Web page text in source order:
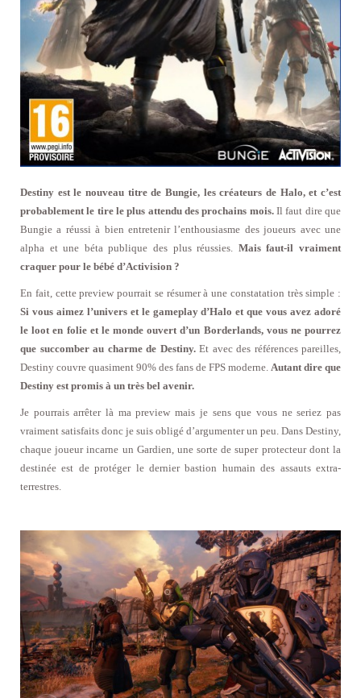
Destiny est le nouveau titre de Bungie, les créateurs de Halo, et c’est
probablement le tire le plus attendu des prochains mois.Il faut dire que
Bungie a réussi à bien entretenir l’enthousiasme des joueurs avec une
alpha et une béta publique des plus réussies. Mais faut-il vraiment
craquer pour le bébé d’Activision ?
En fait, cette preview pourrait se résumer à une constatation très simple :
Si vous aimez l’univers et le gameplay d’Halo et que vous avez adoré
le loot en folie et le monde ouvert d’un Borderlands, vous ne pourrez
que succomber au charme de Destiny.Et avec des références pareilles,
Destiny couvre quasiment 90% des fans de FPS moderne. Autant dire que
Destiny est promis à un très bel avenir.
Je pourrais arrêter là ma preview mais je sens que vous ne seriez pas
vraiment satisfaits donc je suis obligé d’argumenter un peu. Dans Destiny,
chaque joueur incarne un Gardien, une sorte de super protecteur dont la
destinée est de protéger le dernier bastion humain des assauts extra-
terrestres.